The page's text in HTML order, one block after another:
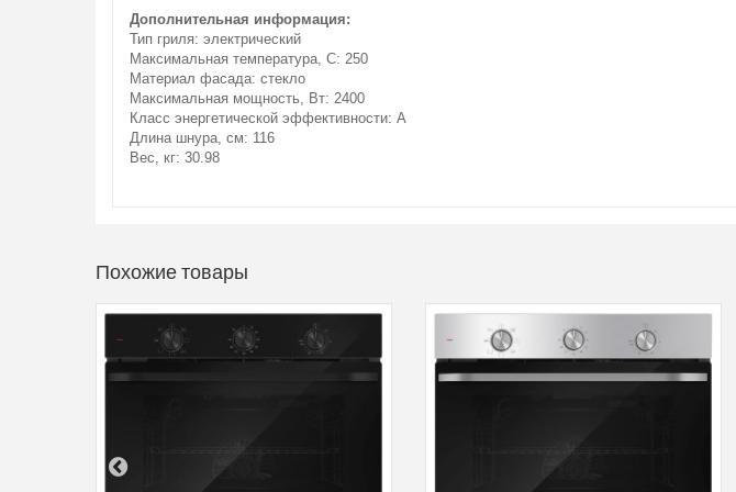
Дополнительная информация:
Тип гриля: электрический
Максимальная температура, С: 250
Материал фасада: стекло
Максимальная мощность, Вт: 2400
Класс энергетической эффективности: A
Длина шнура, см: 116
Вес, кг: 30.98
Похожие товары